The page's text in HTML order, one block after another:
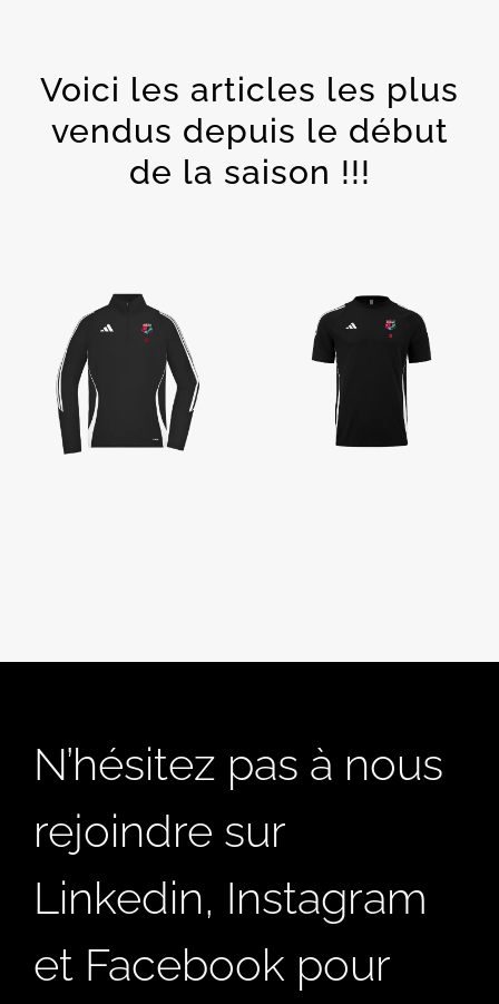
Voici les articles les plus
vendus depuis le début
de la saison !!!
N’hésitez pas à nous
rejoindre sur
Linkedin, Instagram
et Facebook pour